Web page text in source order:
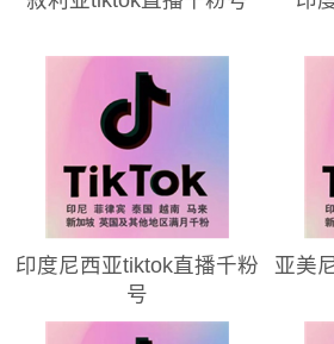
印度尼西亚tiktok直播千粉
号
亚美